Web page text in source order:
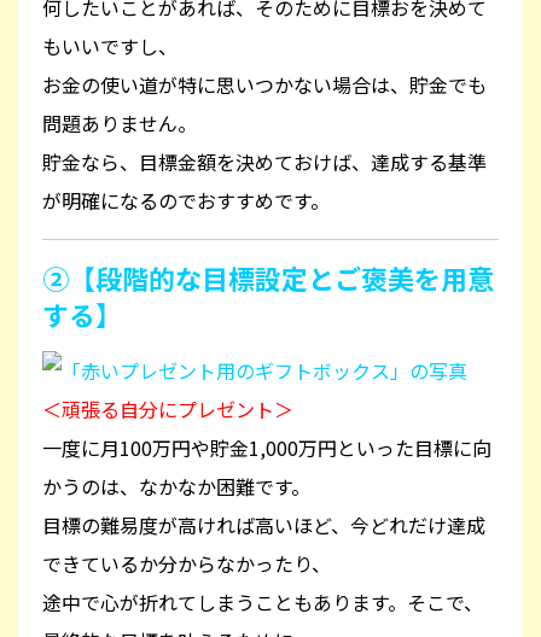
何したいことがあれば、そのために目標おを決めて
もいいですし、
お金の使い道が特に思いつかない場合は、貯金でも
問題ありません。
貯金なら、目標金額を決めておけば、達成する基準
が明確になるのでおすすめです。
②【段階的な目標設定とご褒美を用意
する】
＜頑張る自分にプレゼント＞
一度に月100万円や貯金1,000万円といった目標に向
かうのは、なかなか困難です。
目標の難易度が高ければ高いほど、今どれだけ達成
できているか分からなかったり、
途中で心が折れてしまうこともあります。そこで、